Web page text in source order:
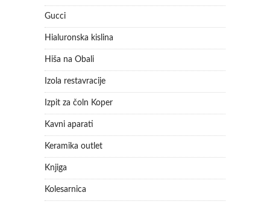
Gucci
Hialuronska kislina
Hiša na Obali
Izola restavracije
Izpit za čoln Koper
Kavni aparati
Keramika outlet
Knjiga
Kolesarnica